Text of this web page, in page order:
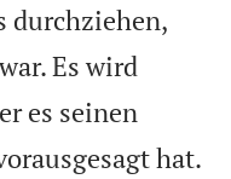
durchziehen,
Es wird
es seinen
hat.